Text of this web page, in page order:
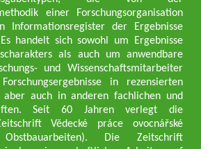
einer Forschungsorganisation
der Ergebnisse
handelt sich sowohl um Ergebnisse
als auch um anwendbare
und Wissenschaftsmitarbeiter
in rezensierten
aber auch in anderen fachlichen und
Seit 60 Jahren verlegt die
Vědecké práce ovocnářské
Obstbauarbeiten). Die Zeitschrift